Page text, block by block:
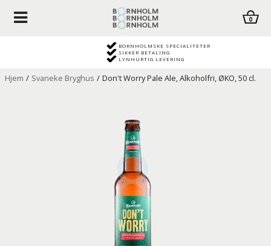
0
BORNHOLMSKE SPECIALITETER
SIKKER BETALING
LYNHURTIG LEVERING
Hjem / Svaneke Bryghus / Don't Worry Pale Ale, Alkoholfri, ØKO, 50 cl.